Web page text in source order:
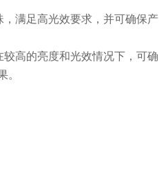
满足高光效要求，并可确保产
高的亮度和光效情况下，可确
。